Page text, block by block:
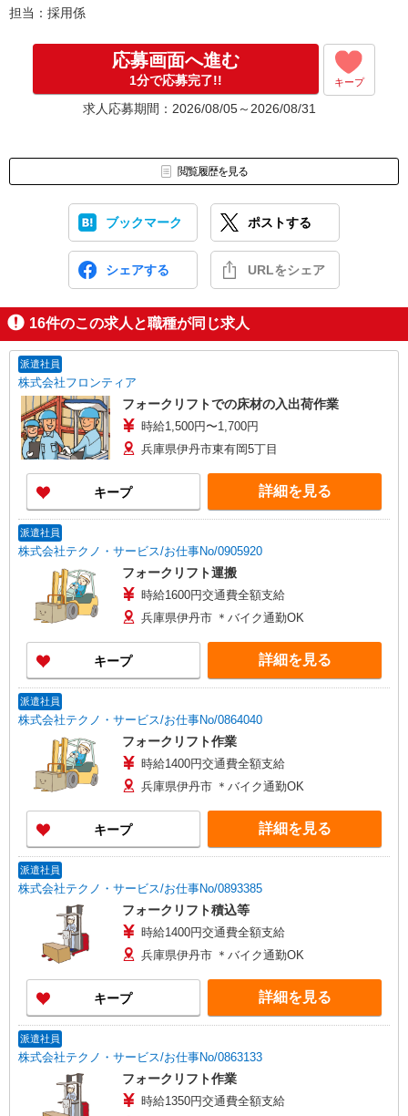
担当：採用係
応募画面へ進む
1分で応募完了!! キープ
求人応募期間：2026/08/05～2026/08/31
閲覧履歴を見る
ブックマーク ポストする
シェアする URLをシェア
16件のこの求人と職種が同じ求人
派遣社員
株式会社フロンティア
フォークリフトでの床材の入出荷作業
時給1,500円〜1,700円
兵庫県伊丹市東有岡5丁目
キープ 詳細を見る
派遣社員
株式会社テクノ・サービス/お仕事No/0905920
フォークリフト運搬
時給1600円交通費全額支給
兵庫県伊丹市 ＊バイク通勤OK
キープ 詳細を見る
派遣社員
株式会社テクノ・サービス/お仕事No/0864040
フォークリフト作業
時給1400円交通費全額支給
兵庫県伊丹市 ＊バイク通勤OK
キープ 詳細を見る
派遣社員
株式会社テクノ・サービス/お仕事No/0893385
フォークリフト積込等
時給1400円交通費全額支給
兵庫県伊丹市 ＊バイク通勤OK
キープ 詳細を見る
派遣社員
株式会社テクノ・サービス/お仕事No/0863133
フォークリフト作業
時給1350円交通費全額支給